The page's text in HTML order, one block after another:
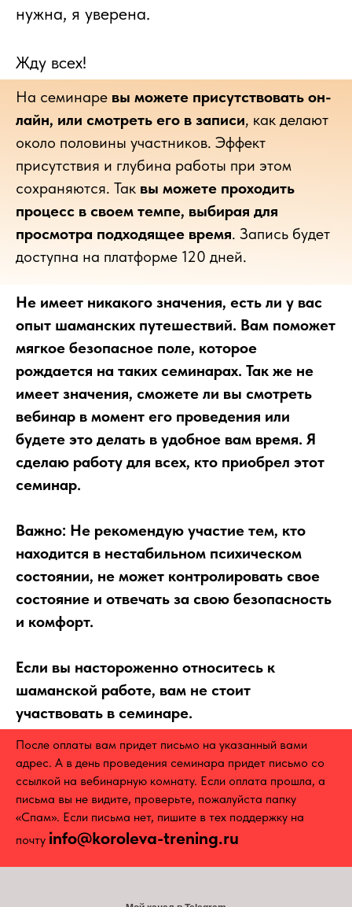
нужна, я уверена.
Жду всех!
На семинаре вы можете присутствовать он-
лайн, или смотреть его в записи, как делают
около половины участников. Эффект
присутствия и глубина работы при этом
сохраняются. Так вы можете проходить
процесс в своем темпе, выбирая для
просмотра подходящее время. Запись будет
доступна на платформе 120 дней.
Не имеет никакого значения, есть ли у вас
опыт шаманских путешествий. Вам поможет
мягкое безопасное поле, которое
рождается на таких семинарах. Так же не
имеет значения, сможете ли вы смотреть
вебинар в момент его проведения или
будете это делать в удобное вам время. Я
сделаю работу для всех, кто приобрел этот
семинар.
Важно: Не рекомендую участие тем, кто
находится в нестабильном психическом
состоянии, не может контролировать свое
состояние и отвечать за свою безопасность
и комфорт.
Если вы настороженно относитесь к
шаманской работе, вам не стоит
участвовать в семинаре.
После оплаты вам придет письмо на указанный вами
адрес. А в день проведения семинара придет письмо со
ссылкой на вебинарную комнату. Если оплата прошла, а
письма вы не видите, проверьте, пожалуйста папку
«Спам». Если письма нет, пишите в тех поддержку на
почту info@koroleva-trening.ru